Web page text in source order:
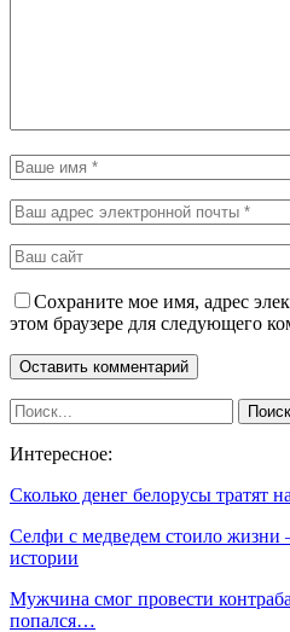
Сохраните мое имя, адрес
этом браузере для следующего
Интересное:
Сколько денег белорусы тратят
Селфи с медведем стоило
истории
Мужчина смог провести
попался…